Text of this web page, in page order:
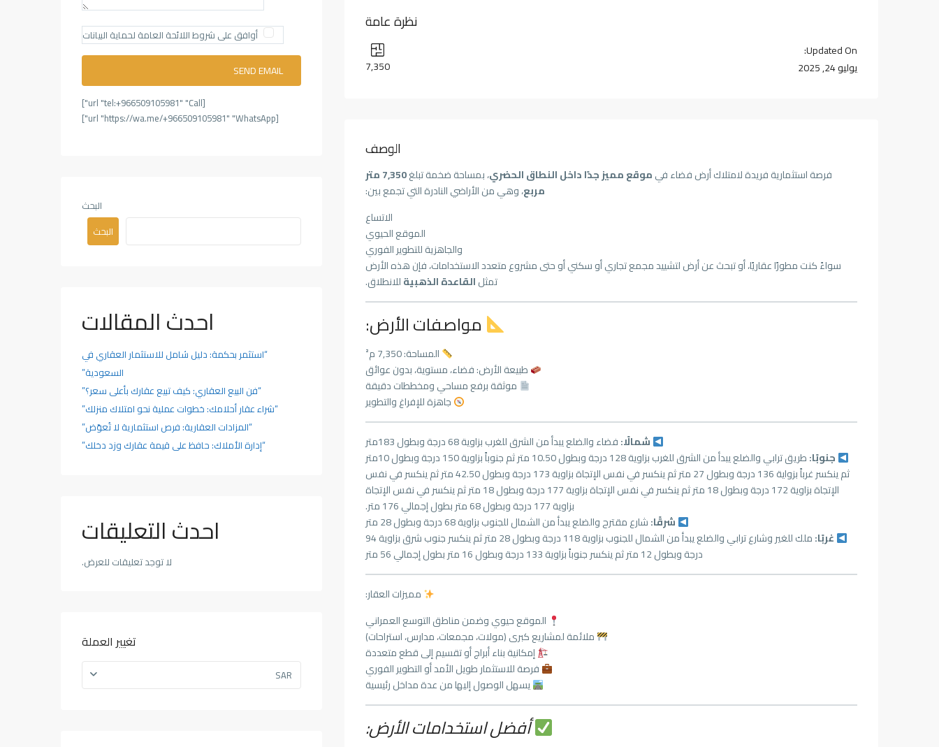
نظرة عامة
Updated On:
يوليو 24, 2025
7,350
الوصف
فرصة استثمارية فريدة لامتلاك أرض فضاء فيموقع مميز جدًا داخل النطاق الحضري، بمساحة ضخمة تبلغ
7,350 متر
مربع، وهي من الأراضي النادرة التي تجمع بين:
الاتساع
الموقع الحيوي
والجاهزية للتطوير الفوري
سواءً كنت مطورًا عقاريًا، أو تبحث عن أرض لتشييد مجمع تجاري أو سكني أو حتى مشروع متعدد الاستخدامات، فإن هذه الأرض
تمثلالقاعدة الذهبيةللانطلاق.
مواصفات الأرض:
المساحة: 7,350 م²
طبيعة الأرض: فضاء، مستوية، بدون عوائق
موثقة برفع مساحي ومخططات دقيقة
جاهزة للإفراغ والتطوير
شمالًا:فضاء والضلع يبدأ من الشرق للغرب بزاوية 68 درجة وبطول 183متر
جنوبًا:
طريق ترابي والضلع يبدأ من الشرق للغرب بزاوية 128 درجة وبطول 10.50 متر ثم جنوباً بزاوية 150 درجة وبطول 10متر
ثم ينكسر غرباً بزواية 136 درجة وبطول 27 متر ثم ينكسر في نفس الإتجاة بزاوية 173 درجة وبطول 42.50 متر ثم ينكسر في نفس
الإتجاة بزاوية 172 درجة وبطول 18 متر ثم ينكسر في نفس الإتجاة بزاوية 177 درجة وبطول 18 متر ثم ينكسر في نفس الإتجاة
بزاوية 177 درجة وبطول 68 متر بطول إجمالي 176 متر.
شرقًا:شارع مقترح والضلع يبدأ من الشمال للجنوب بزاوية 68 درجة وبطول 28 متر
غربًا:
ملك للغير وشارع ترابي والضلع يبدأ من الشمال للجنوب بزاوية 118 درجة وبطول 28 متر ثم ينكسر جنوب شرق بزاوية 94
درجة وبطول 12 متر ثم ينكسر جنوباً بزاوية 133 درجة وبطول 16 متر بطول إجمالي 56 متر
مميزات العقار:
الموقع حيوي وضمن مناطق التوسع العمراني
ملائمة لمشاريع كبرى (مولات، مجمعات، مدارس، استراحات)
إمكانية بناء أبراج أو تقسيم إلى قطع متعددة
فرصة للاستثمار طويل الأمد أو التطوير الفوري
يسهل الوصول إليها من عدة مداخل رئيسية
أفضل استخدامات الأرض:
أوافق على شروط اللائحة العامة لحماية البيانات
[url "tel:+966509105981" "Call"]
[url "https://wa.me/+966509105981" "WhatsApp"]
البحث
البحث
احدث المقالات
“استثمر بحكمة: دليل شامل للاستثمار العقاري في
السعودية”
“فن البيع العقاري: كيف تبيع عقارك بأعلى سعر؟”
“شراء عقار أحلامك: خطوات عملية نحو امتلاك منزلك”
“المزادات العقارية: فرص استثمارية لا تُعوّض”
“إدارة الأملاك: حافظ على قيمة عقارك وزد دخلك”
احدث التعليقات
لا توجد تعليقات للعرض.
تغيير العملة
SAR